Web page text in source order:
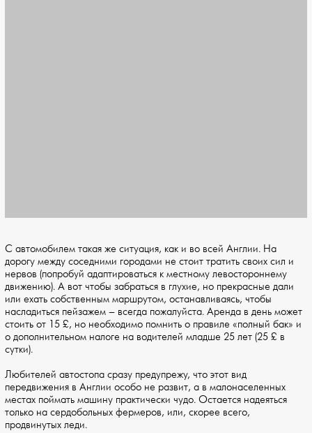
С автомобилем такая же ситуация, как и во всей Англии. На
дорогу между соседними городами не стоит тратить своих сил и
нервов (попробуй адаптироваться к местному левостороннему
движению). А вот чтобы забраться в глухие, но прекрасные дали
или ехать собственным маршрутом, останавливаясь, чтобы
насладиться пейзажем – всегда пожалуйста. Аренда в день может
стоить от 15 £, но необходимо помнить о правиле «полный бак» и
о дополнительном налоге на водителей младше 25 лет (25 £ в
сутки).
Любителей автостопа сразу предупрежу, что этот вид
передвижения в Англии особо не развит, а в малонаселенных
местах поймать машину практически чудо. Остается надеяться
только на сердобольных фермеров, или, скорее всего,
продвинутых леди.